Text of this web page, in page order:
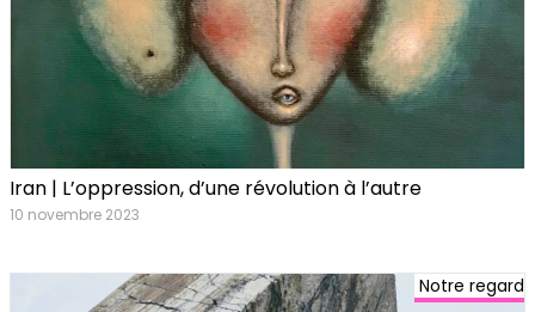
Iran | L’oppression, d’une révolution à l’autre
10 novembre 2023
Notre regard